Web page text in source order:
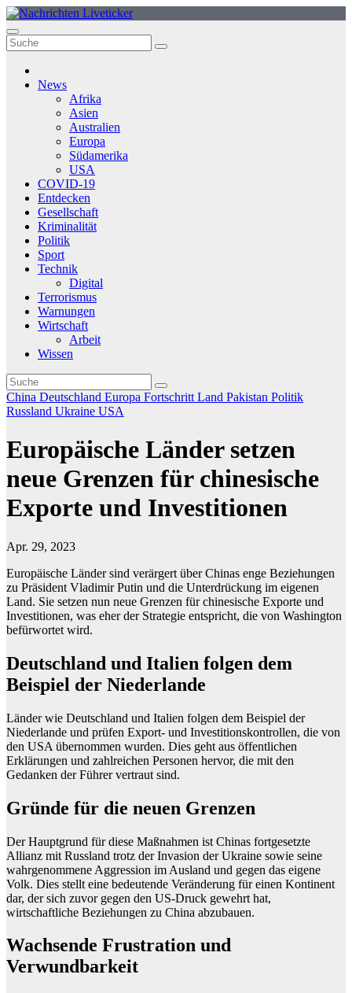
Zum
Inhalt
springen
News
Afrika
Asien
Australien
Europa
Südamerika
USA
COVID-19
Entdecken
Gesellschaft
Kriminalität
Politik
Sport
Technik
Digital
Terrorismus
Warnungen
Wirtschaft
Arbeit
Wissen
China Deutschland Europa Fortschritt Land Pakistan Politik
Russland Ukraine USA
Europäische Länder setzen
neue Grenzen für chinesische
Exporte und Investitionen
Apr. 29, 2023
Europäische Länder sind verärgert über Chinas enge Beziehungen
zu Präsident Vladimir Putin und die Unterdrückung im eigenen
Land. Sie setzen nun neue Grenzen für chinesische Exporte und
Investitionen, was eher der Strategie entspricht, die von Washington
befürwortet wird.
Deutschland und Italien folgen dem
Beispiel der Niederlande
Länder wie Deutschland und Italien folgen dem Beispiel der
Niederlande und prüfen Export- und Investitionskontrollen, die von
den USA übernommen wurden. Dies geht aus öffentlichen
Erklärungen und zahlreichen Personen hervor, die mit den
Gedanken der Führer vertraut sind.
Gründe für die neuen Grenzen
Der Hauptgrund für diese Maßnahmen ist Chinas fortgesetzte
Allianz mit Russland trotz der Invasion der Ukraine sowie seine
wahrgenommene Aggression im Ausland und gegen das eigene
Volk. Dies stellt eine bedeutende Veränderung für einen Kontinent
dar, der sich zuvor gegen den US-Druck gewehrt hat,
wirtschaftliche Beziehungen zu China abzubauen.
Wachsende Frustration und
Verwundbarkeit